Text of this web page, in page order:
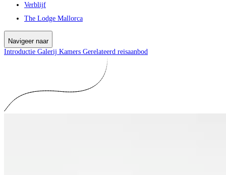
Verblijf
The Lodge Mallorca
Navigeer naar
Introductie Galerij Kamers Gerelateerd reisaanbod